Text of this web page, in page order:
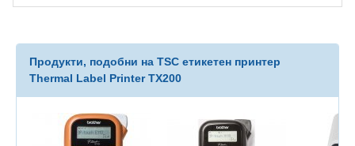
Продукти, подобни на TSC етикетен принтер
Thermal Label Printer TX200